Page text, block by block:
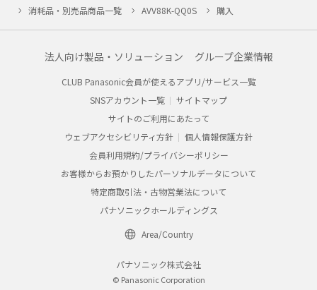
消耗品・別売品商品一覧
AVV88K-QQ0S 購入
法人向け製品・ソリューション グループ企業情報
CLUB Panasonic会員が使えるアプリ/サービス一覧
SNSアカウント一覧
サイトマップ
サイトのご利用にあたって
ウェブアクセシビリティ方針
個人情報保護方針
会員利用規約/プライバシーポリシー
お客様からお預かりしたパーソナルデータについて
特定商取引法・古物営業法について
パナソニックホールディングス
Area/Country
パナソニック株式会社
© Panasonic Corporation